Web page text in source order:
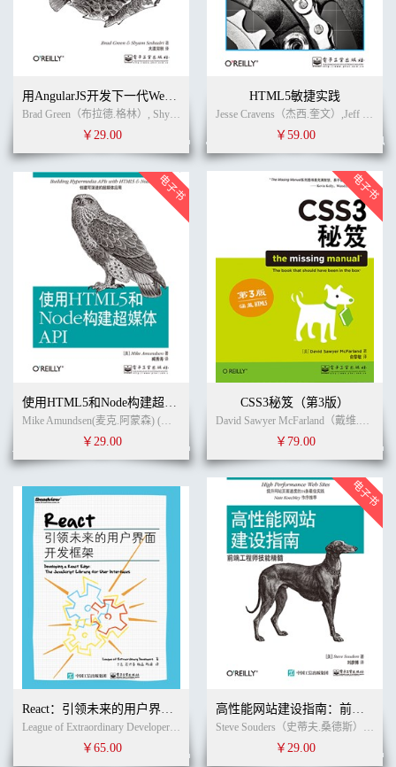
用AngularJS开发下一代Web应用
Brad Green（布拉德.格林）, Shyam Seshadri（希亚姆.夏德瑞） (作者) 章小飞
￥29.00
HTML5敏捷实践
Jesse Cravens（杰西.奎文）,Jeff Burtoft（杰夫.巴特福德） (作者)
￥59.00
使用HTML5和Node构建超媒体API
Mike Amundsen(麦克.阿蒙森) (作者) 臧秀涛 (译者)
￥29.00
CSS3秘笈（第3版）
David Sawyer McFarland（戴维.索耶.麦克法兰） (作者)
￥79.00
React：引领未来的用户界面开发框架
League of Extraordinary Developers（卓越开发者联盟） (作者) 寸志 (译者)
￥65.00
高性能网站建设指南：前端工程师技能精髓
Steve Souders（史蒂夫.桑德斯） (作者)
￥29.00